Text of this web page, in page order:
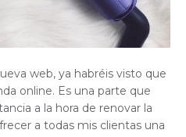
web, ya habréis visto que
online. Es una parte que
a la hora de renovar la
a todas mis clientas una